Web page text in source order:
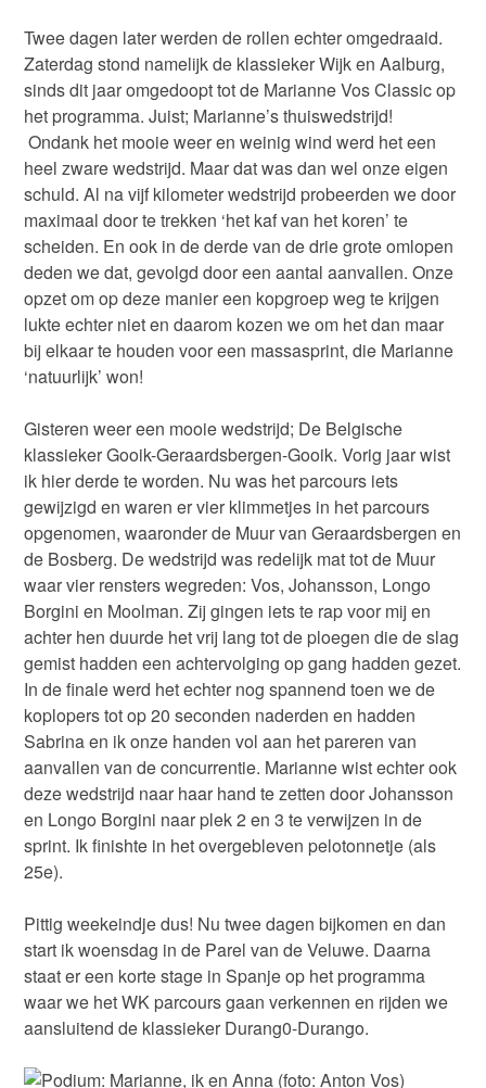
Twee dagen later werden de rollen echter omgedraaid.
Zaterdag stond namelijk de klassieker Wijk en Aalburg,
sinds dit jaar omgedoopt tot de Marianne Vos Classic op
het programma. Juist; Marianne’s thuiswedstrijd!
Ondank het mooie weer en weinig wind werd het een
heel zware wedstrijd. Maar dat was dan wel onze eigen
schuld. Al na vijf kilometer wedstrijd probeerden we door
maximaal door te trekken ‘het kaf van het koren’ te
scheiden. En ook in de derde van de drie grote omlopen
deden we dat, gevolgd door een aantal aanvallen. Onze
opzet om op deze manier een kopgroep weg te krijgen
lukte echter niet en daarom kozen we om het dan maar
bij elkaar te houden voor een massasprint, die Marianne
‘natuurlijk’ won!
Gisteren weer een mooie wedstrijd; De Belgische
klassieker Gooik-Geraardsbergen-Gooik. Vorig jaar wist
ik hier derde te worden. Nu was het parcours iets
gewijzigd en waren er vier klimmetjes in het parcours
opgenomen, waaronder de Muur van Geraardsbergen en
de Bosberg. De wedstrijd was redelijk mat tot de Muur
waar vier rensters wegreden: Vos, Johansson, Longo
Borgini en Moolman. Zij gingen iets te rap voor mij en
achter hen duurde het vrij lang tot de ploegen die de slag
gemist hadden een achtervolging op gang hadden gezet.
In de finale werd het echter nog spannend toen we de
koplopers tot op 20 seconden naderden en hadden
Sabrina en ik onze handen vol aan het pareren van
aanvallen van de concurrentie. Marianne wist echter ook
deze wedstrijd naar haar hand te zetten door Johansson
en Longo Borgini naar plek 2 en 3 te verwijzen in de
sprint. Ik finishte in het overgebleven pelotonnetje (als
25e).
Pittig weekeindje dus! Nu twee dagen bijkomen en dan
start ik woensdag in de Parel van de Veluwe. Daarna
staat er een korte stage in Spanje op het programma
waar we het WK parcours gaan verkennen en rijden we
aansluitend de klassieker Durang0-Durango.